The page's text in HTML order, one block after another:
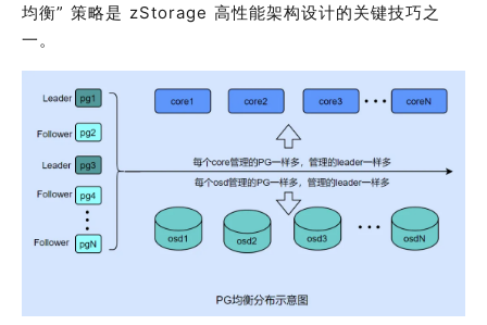
均衡” 策略是 zStorage 高性能架构设计的关键技巧之
一。